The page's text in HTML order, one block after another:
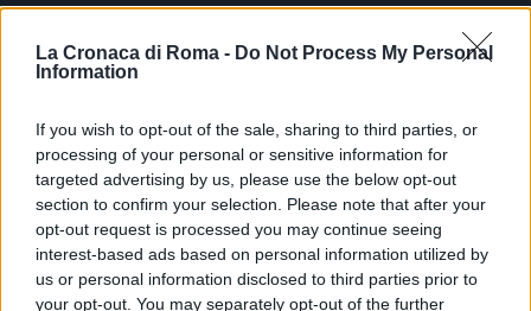
La Cronaca di Roma - Do Not Process My Personal
Information
If you wish to opt-out of the sale, sharing to third parties, or
processing of your personal or sensitive information for
targeted advertising by us, please use the below opt-out
section to confirm your selection. Please note that after your
opt-out request is processed you may continue seeing
interest-based ads based on personal information utilized by
us or personal information disclosed to third parties prior to
your opt-out. You may separately opt-out of the further
Precedente
abusive
Successiva
REGIONE LAZIO –
fornitura delle
mascherine
POTREBBE INTERESSARTI